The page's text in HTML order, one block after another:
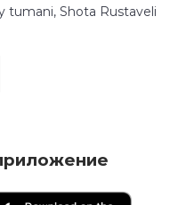
tumani, Shota Rustaveli